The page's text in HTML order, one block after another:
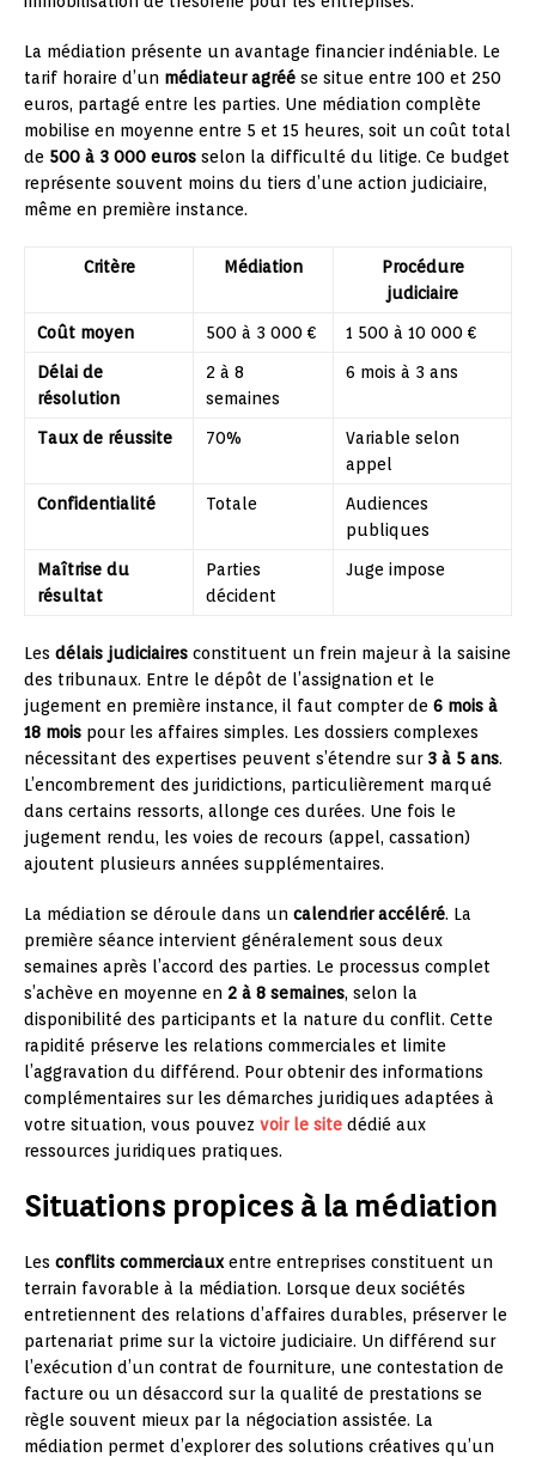
La médiation présente un avantage financier indéniable. Le
tarif horaire d’un médiateur agréé se situe entre 100 et 250
euros, partagé entre les parties. Une médiation complète
mobilise en moyenne entre 5 et 15 heures, soit un coût total
de 500 à 3 000 euros selon la difficulté du litige. Ce budget
représente souvent moins du tiers d’une action judiciaire,
même en première instance.
Critère Médiation
Procédure
judiciaire
Coût moyen 500 à 3 000 € 1 500 à 10 000 €
Délai de
résolution
2 à 8
semaines
6 mois à 3 ans
Taux de réussite 70%
Variable selon
appel
Confidentialité Totale
Audiences
publiques
Maîtrise du
résultat
Parties
décident
Juge impose
Les délais judiciaires constituent un frein majeur à la saisine
des tribunaux. Entre le dépôt de l’assignation et le
jugement en première instance, il faut compter de 6 mois à
18 mois pour les affaires simples. Les dossiers complexes
nécessitant des expertises peuvent s’étendre sur 3 à 5 ans.
L’encombrement des juridictions, particulièrement marqué
dans certains ressorts, allonge ces durées. Une fois le
jugement rendu, les voies de recours (appel, cassation)
ajoutent plusieurs années supplémentaires.
La médiation se déroule dans un calendrier accéléré. La
première séance intervient généralement sous deux
semaines après l’accord des parties. Le processus complet
s’achève en moyenne en 2 à 8 semaines, selon la
disponibilité des participants et la nature du conflit. Cette
rapidité préserve les relations commerciales et limite
l’aggravation du différend. Pour obtenir des informations
complémentaires sur les démarches juridiques adaptées à
votre situation, vous pouvez voir le site dédié aux
ressources juridiques pratiques.
Situations propices à la médiation
Les conflits commerciauxentre entreprises constituent un
terrain favorable à la médiation. Lorsque deux sociétés
entretiennent des relations d’affaires durables, préserver le
partenariat prime sur la victoire judiciaire. Un différend sur
l’exécution d’un contrat de fourniture, une contestation de
facture ou un désaccord sur la qualité de prestations se
règle souvent mieux par la négociation assistée. La
médiation permet d’explorer des solutions créatives qu’un